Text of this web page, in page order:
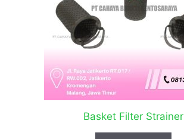
Basket Filter Strainer